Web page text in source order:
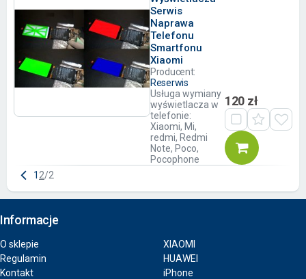
Serwis
Naprawa
Telefonu
Smartfonu
Xiaomi
Producent:
Reserwis
Usługa wymiany
wyświetlacza w
telefonie:
Xiaomi, Mi,
redmi, Redmi
Note, Poco,
Pocophone
120 zł
1 2/2
Informacje
O sklepie
Regulamin
Kontakt
XIAOMI
HUAWEI
iPhone